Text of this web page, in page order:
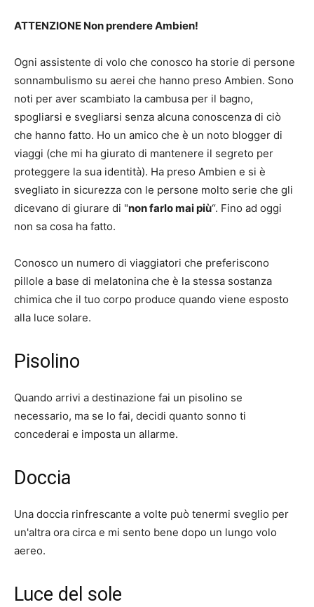
ATTENZIONE Non prendere Ambien!
Ogni assistente di volo che conosco ha storie di persone
sonnambulismo su aerei che hanno preso Ambien. Sono
noti per aver scambiato la cambusa per il bagno,
spogliarsi e svegliarsi senza alcuna conoscenza di ciò
che hanno fatto. Ho un amico che è un noto blogger di
viaggi (che mi ha giurato di mantenere il segreto per
proteggere la sua identità). Ha preso Ambien e si è
svegliato in sicurezza con le persone molto serie che gli
dicevano di giurare di "non farlo mai più“. Fino ad oggi
non sa cosa ha fatto.
Conosco un numero di viaggiatori che preferiscono
pillole a base di melatonina che è la stessa sostanza
chimica che il tuo corpo produce quando viene esposto
alla luce solare.
Pisolino
Quando arrivi a destinazione fai un pisolino se
necessario, ma se lo fai, decidi quanto sonno ti
concederai e imposta un allarme.
Doccia
Una doccia rinfrescante a volte può tenermi sveglio per
un'altra ora circa e mi sento bene dopo un lungo volo
aereo.
Luce del sole